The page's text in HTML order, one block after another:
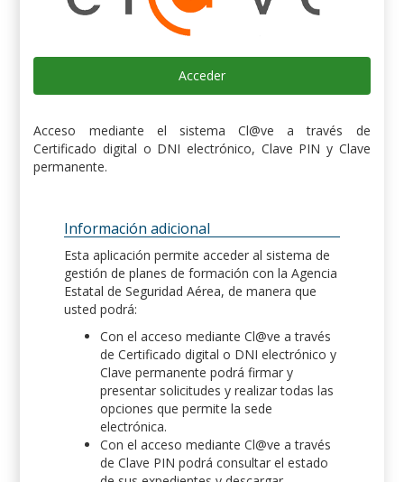
Acceder
Acceso mediante el sistema Cl@ve a través de
Certificado digital o DNI electrónico, Clave PIN y Clave
permanente.
Información adicional
Esta aplicación permite acceder al sistema de
gestión de planes de formación con la Agencia
Estatal de Seguridad Aérea, de manera que
usted podrá:
Con el acceso mediante Cl@ve a través
de Certificado digital o DNI electrónico y
Clave permanente podrá firmar y
presentar solicitudes y realizar todas las
opciones que permite la sede
electrónica.
Con el acceso mediante Cl@ve a través
de Clave PIN podrá consultar el estado